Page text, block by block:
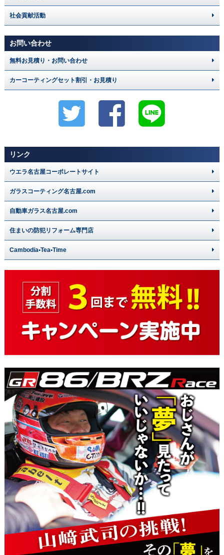
社会貢献活動
お問い合わせ
無料お見積り・お問い合わせ
カーコーティングセット割引・お見積り
リンク
ウエラ名古屋コーポレートサイト
ガラスコーティング名古屋.com
自動車ガラス名古屋.com
住まいの防犯リフォーム専門店
Cambodia•Tea•Time